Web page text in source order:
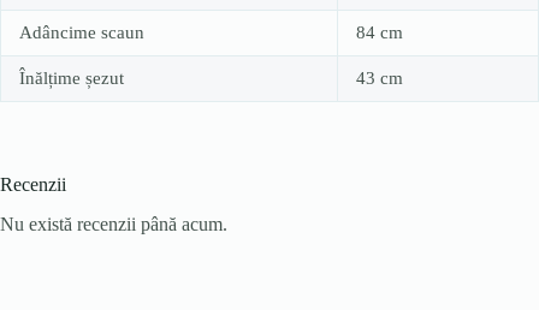
Adâncime scaun 84 cm
Înălțime șezut 43 cm
Recenzii
Nu există recenzii până acum.